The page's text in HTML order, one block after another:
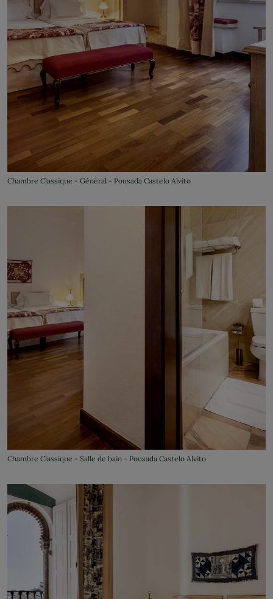
Chambre Classique - Général - Pousada Castelo Alvito
Chambre Classique - Salle de bain - Pousada Castelo Alvito